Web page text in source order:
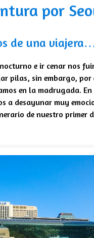
por
de una
e ir cenar nos
pilas, sin embargo, por
en la madrugada.
a desayunar muy
de nuestro primer